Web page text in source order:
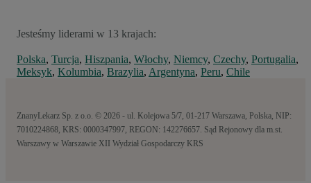
Jesteśmy liderami w 13 krajach:
Polska, Turcja, Hiszpania, Włochy, Niemcy, Czechy, Portugalia,
Meksyk, Kolumbia, Brazylia, Argentyna, Peru, Chile
ZnanyLekarz Sp. z o.o. © 2026 - ul. Kolejowa 5/7, 01-217 Warszawa, Polska, NIP:
7010224868, KRS: 0000347997, REGON: 142276657. Sąd Rejonowy dla m.st.
Warszawy w Warszawie XII Wydział Gospodarczy KRS